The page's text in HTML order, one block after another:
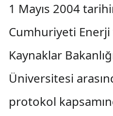
1 Mayıs 2004
Cumhuriyeti Enerji
Kaynaklar
Üniversitesi
protokol